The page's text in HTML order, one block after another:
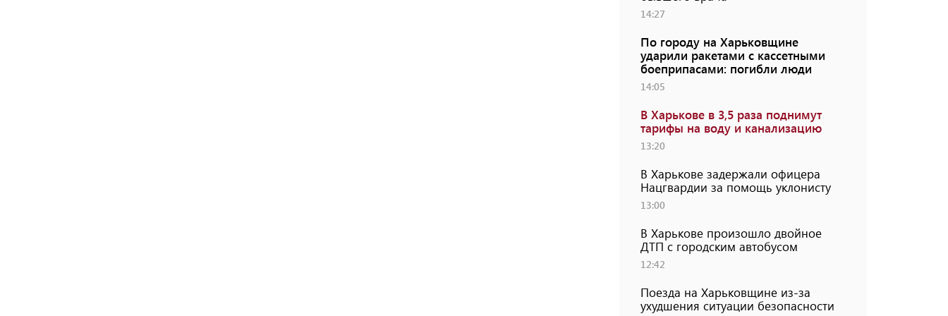
14:27
По городу на Харьковщине
ударили ракетами с кассетными
боеприпасами: погибли люди
14:05
В Харькове в 3,5 раза поднимут
тарифы на воду и канализацию
13:20
В Харькове задержали офицера
Нацгвардии за помощь уклонисту
13:00
В Харькове произошло двойное
ДТП с городским автобусом
12:42
Поезда на Харьковщине из-за
ухудшения ситуации безопасности